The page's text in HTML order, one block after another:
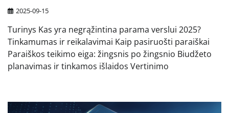
2025-09-15
Turinys Kas yra negrąžintina parama verslui 2025?
Tinkamumas ir reikalavimai Kaip pasiruošti paraiškai
Paraiškos teikimo eiga: žingsnis po žingsnio Biudžeto
planavimas ir tinkamos išlaidos Vertinimo